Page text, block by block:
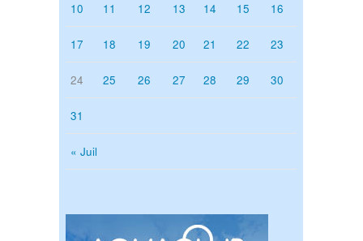
« Juil
10 11 12 13 14 15 16
17 18 19 20 21 22 23
24 25 26 27 28 29 30
31